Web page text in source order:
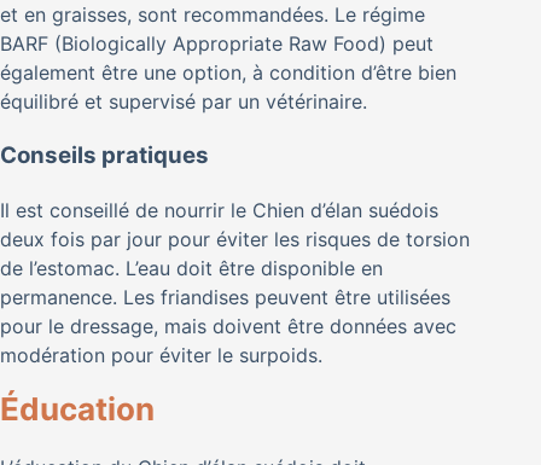
et en graisses, sont recommandées. Le régime
BARF (Biologically Appropriate Raw Food) peut
également être une option, à condition d’être bien
équilibré et supervisé par un vétérinaire.
Conseils pratiques
Il est conseillé de nourrir le Chien d’élan suédois
deux fois par jour pour éviter les risques de torsion
de l’estomac. L’eau doit être disponible en
permanence. Les friandises peuvent être utilisées
pour le dressage, mais doivent être données avec
modération pour éviter le surpoids.
Éducation